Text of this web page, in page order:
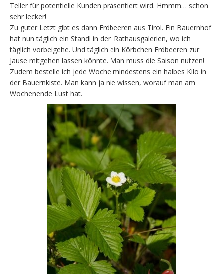
Teller für potentielle Kunden präsentiert wird. Hmmm… schon
sehr lecker!
Zu guter Letzt gibt es dann Erdbeeren aus Tirol. Ein Bauernhof
hat nun täglich ein Standl in den Rathausgalerien, wo ich
täglich vorbeigehe. Und täglich ein Körbchen Erdbeeren zur
Jause mitgehen lassen könnte. Man muss die Saison nutzen!
Zudem bestelle ich jede Woche mindestens ein halbes Kilo in
der Bauernkiste. Man kann ja nie wissen, worauf man am
Wochenende Lust hat.